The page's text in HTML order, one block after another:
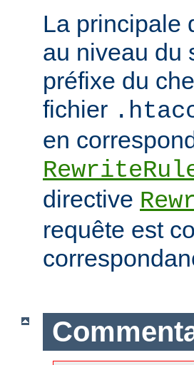
La principale
au niveau du
préfixe du
fichier
en
directive
requête est